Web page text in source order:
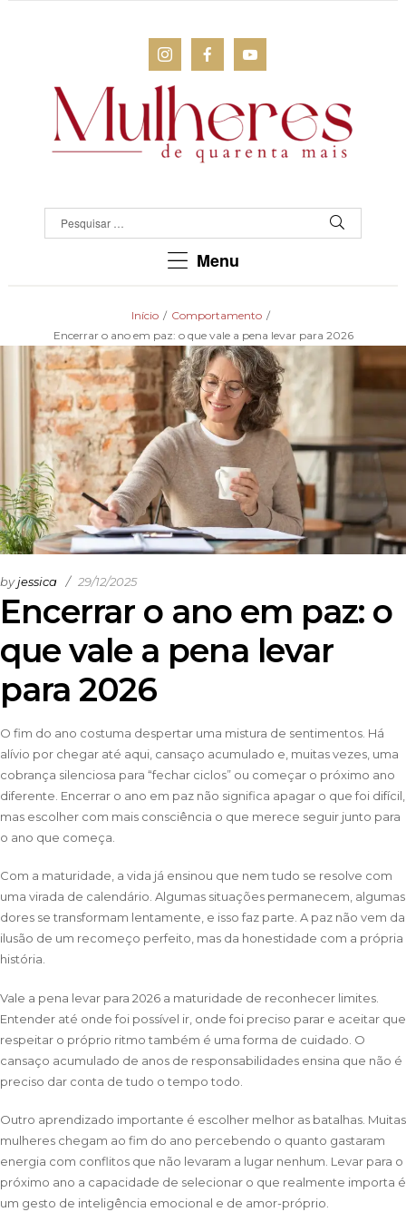
QUARENTA
lá!
Menu
Início / Comportamento /
Encerrar o ano em paz: o que vale a pena levar para 2026
Encerrar o ano em paz: o
que vale a pena levar
para 2026
byjessica 29/12/2025
O fim do ano costuma despertar uma mistura de sentimentos. Há
alívio por chegar até aqui, cansaço acumulado e, muitas vezes, uma
cobrança silenciosa para “fechar ciclos” ou começar o próximo ano
diferente. Encerrar o ano em paz não significa apagar o que foi difícil,
mas escolher com mais consciência o que merece seguir junto para
o ano que começa.
Com a maturidade, a vida já ensinou que nem tudo se resolve com
uma virada de calendário. Algumas situações permanecem, algumas
dores se transformam lentamente, e isso faz parte. A paz não vem da
ilusão de um recomeço perfeito, mas da honestidade com a própria
história.
Vale a pena levar para 2026 a maturidade de reconhecer limites.
Entender até onde foi possível ir, onde foi preciso parar e aceitar que
respeitar o próprio ritmo também é uma forma de cuidado. O
cansaço acumulado de anos de responsabilidades ensina que não é
preciso dar conta de tudo o tempo todo.
Outro aprendizado importante é escolher melhor as batalhas. Muitas
mulheres chegam ao fim do ano percebendo o quanto gastaram
energia com conflitos que não levaram a lugar nenhum. Levar para o
próximo ano a capacidade de selecionar o que realmente importa é
um gesto de inteligência emocional e de amor-próprio.